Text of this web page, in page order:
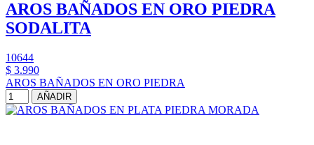
AROS BAÑADOS EN ORO PIEDRA
SODALITA
10644
$ 3.990
AROS BAÑADOS EN ORO PIEDRA
AÑADIR